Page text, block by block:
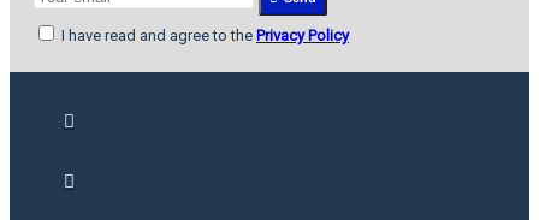
I have read and agree to the Privacy Policy